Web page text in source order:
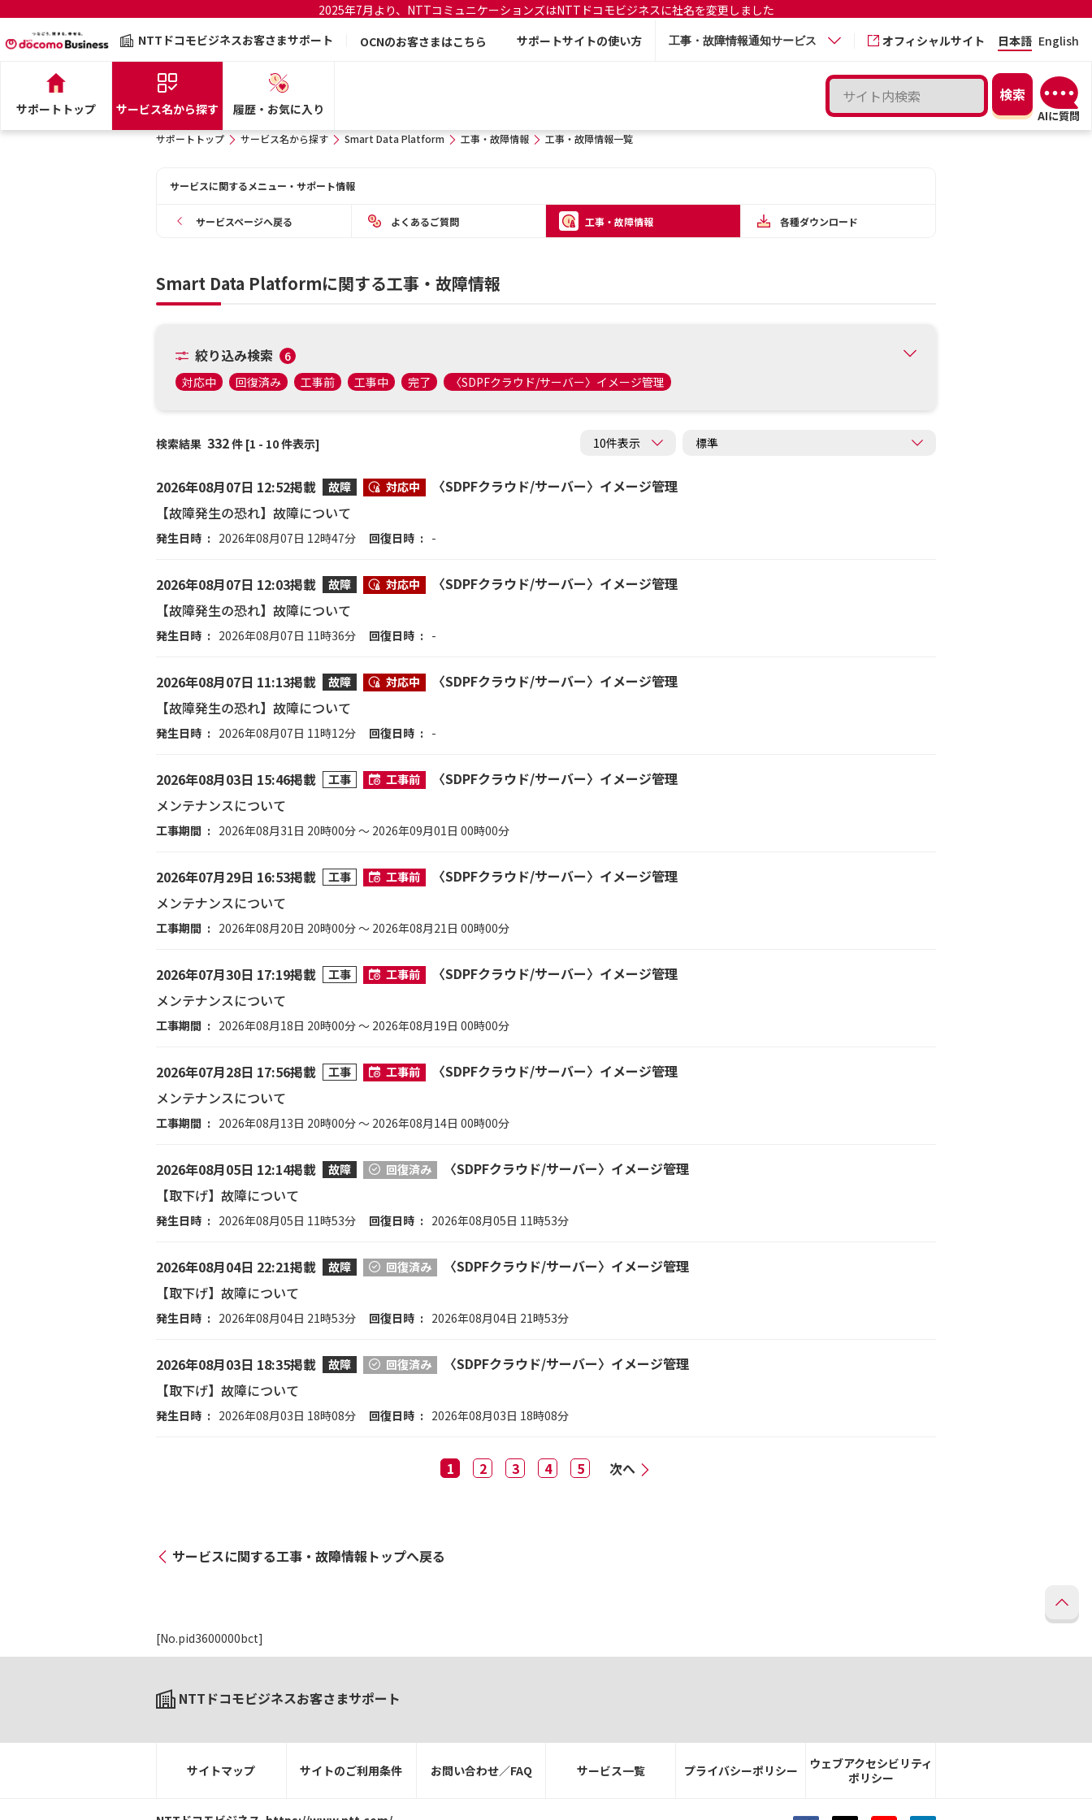
2025年7月より、NTTコミュニケーションズはNTTドコモビジネスに社名を変更しました
NTTドコモビジネスお客さまサポート
OCNのお客さまはこちら サポートサイトの使い方 工事・故障情報通知サービス オフィシャルサイト 日本語 English
サポートトップ サービス名から探す 履歴・お気に入り
サポートトップ サービス名から探す Smart Data Platform 工事・故障情報 工事・故障情報一覧
サービスに関するメニュー・サポート情報
サービスページへ戻る よくあるご質問 工事・故障情報 各種ダウンロード
Smart Data Platformに関する工事・故障情報
絞り込み検索
6
対応中
回復済み 工事前 工事中 完了 〈SDPFクラウド/サーバー〉イメージ管理
検索結果 332件 [1 - 10 件表示]
2026年08月07日 12:52掲載 故障 対応中
〈SDPFクラウド/サーバー〉イメージ管理
【故障発生の恐れ】故障について
発生日時 2026年08月07日 12時47分 回復日時 -
2026年08月07日 12:03掲載 故障 対応中
〈SDPFクラウド/サーバー〉イメージ管理
【故障発生の恐れ】故障について
発生日時 2026年08月07日 11時36分 回復日時 -
2026年08月07日 11:13掲載 故障 対応中
〈SDPFクラウド/サーバー〉イメージ管理
【故障発生の恐れ】故障について
発生日時 2026年08月07日 11時12分 回復日時 -
2026年08月03日 15:46掲載 工事 工事前
〈SDPFクラウド/サーバー〉イメージ管理
メンテナンスについて
工事期間 2026年08月31日 20時00分 ～ 2026年09月01日 00時00分
2026年07月29日 16:53掲載 工事 工事前
〈SDPFクラウド/サーバー〉イメージ管理
メンテナンスについて
工事期間 2026年08月20日 20時00分 ～ 2026年08月21日 00時00分
2026年07月30日 17:19掲載 工事 工事前
〈SDPFクラウド/サーバー〉イメージ管理
メンテナンスについて
工事期間 2026年08月18日 20時00分 ～ 2026年08月19日 00時00分
2026年07月28日 17:56掲載 工事 工事前
〈SDPFクラウド/サーバー〉イメージ管理
メンテナンスについて
工事期間 2026年08月13日 20時00分 ～ 2026年08月14日 00時00分
2026年08月05日 12:14掲載 故障 回復済み
〈SDPFクラウド/サーバー〉イメージ管理
【取下げ】故障について
発生日時 2026年08月05日 11時53分 回復日時 2026年08月05日 11時53分
2026年08月04日 22:21掲載 故障 回復済み
〈SDPFクラウド/サーバー〉イメージ管理
【取下げ】故障について
発生日時 2026年08月04日 21時53分 回復日時 2026年08月04日 21時53分
2026年08月03日 18:35掲載 故障 回復済み
〈SDPFクラウド/サーバー〉イメージ管理
【取下げ】故障について
発生日時 2026年08月03日 18時08分 回復日時 2026年08月03日 18時08分
1 2 3 4 5 次へ
サービスに関する工事・故障情報トップへ戻る
[No.pid3600000bct]
NTTドコモビジネスお客さまサポート
サイトマップ サイトのご利用条件 お問い合わせ／FAQ サービス一覧 プライバシーポリシー
ウェブアクセシビリティ
ポリシー